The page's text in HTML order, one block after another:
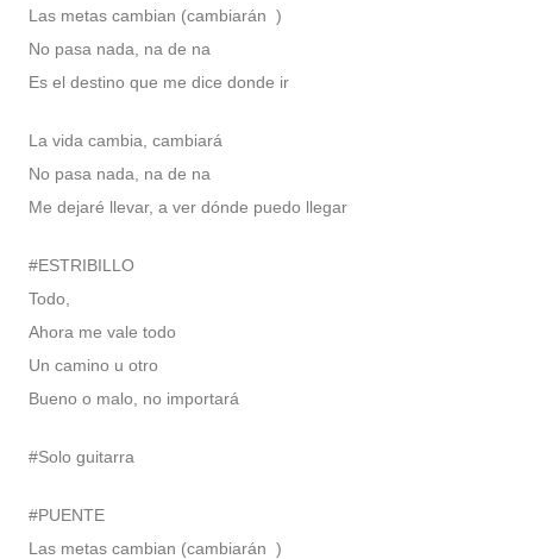
Las metas cambian (cambiarán )
No pasa nada, na de na
Es el destino que me dice donde ir
La vida cambia, cambiará
No pasa nada, na de na
Me dejaré llevar, a ver dónde puedo llegar
#ESTRIBILLO
Todo,
Ahora me vale todo
Un camino u otro
Bueno o malo, no importará
#Solo guitarra
#PUENTE
Las metas cambian (cambiarán )